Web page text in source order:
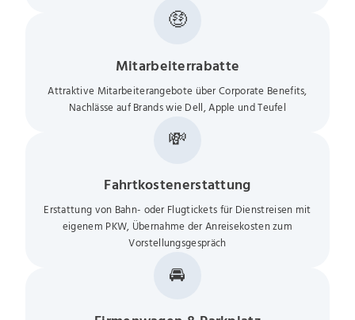
🤑
Mitarbeiterrabatte
Attraktive Mitarbeiterangebote über Corporate Benefits,
Nachlässe auf Brands wie Dell, Apple und Teufel
💸
Fahrtkostenerstattung
Erstattung von Bahn- oder Flugtickets für Dienstreisen mit
eigenem PKW, Übernahme der Anreisekosten zum
Vorstellungsgespräch
🚘